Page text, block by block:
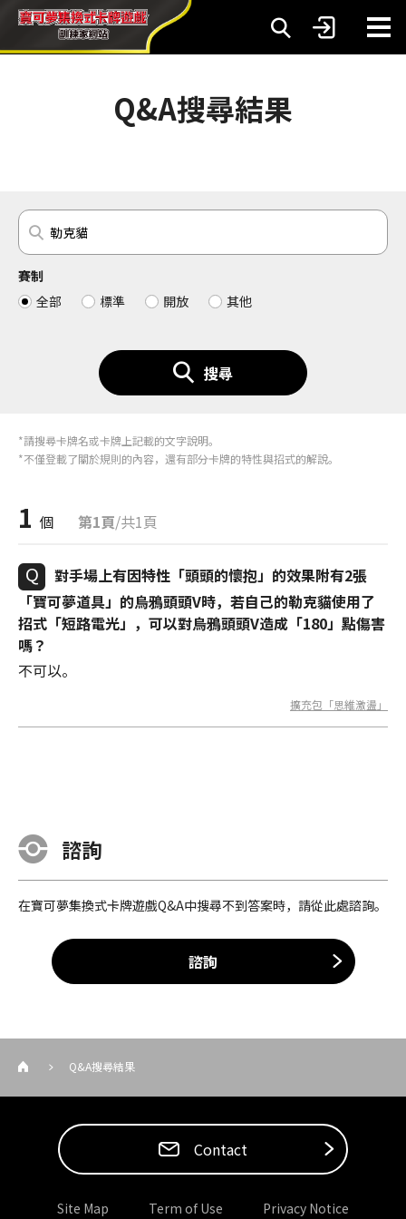
Q&A搜尋結果
賽制
全部
標準 開放 其他
搜尋
*請搜尋卡牌名或卡牌上記載的文字說明。
*不僅登載了關於規則的內容，還有部分卡牌的特性與招式的解說。
1 個 第1頁/共1頁
對手場上有因特性「頭頭的懷抱」的效果附有2張
「寶可夢道具」的烏鴉頭頭V時，若自己的勒克貓使用了
招式「短路電光」，可以對烏鴉頭頭V造成「180」點傷害
嗎？
不可以。
擴充包「思維激盪」
諮詢
在寶可夢集換式卡牌遊戲Q&A中搜尋不到答案時，請從此處諮詢。
諮詢
Q&A搜尋結果
Contact
Site Map Term of Use Privacy Notice